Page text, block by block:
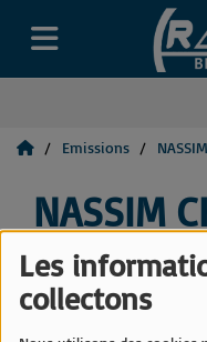
Les
collectons
Emissions
NASSIM
D'ORIENT)